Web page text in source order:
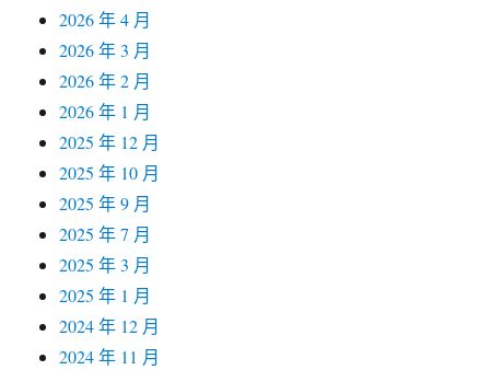
2026 年 4 月
2026 年 3 月
2026 年 2 月
2026 年 1 月
2025 年 12 月
2025 年 10 月
2025 年 9 月
2025 年 7 月
2025 年 3 月
2025 年 1 月
2024 年 12 月
2024 年 11 月